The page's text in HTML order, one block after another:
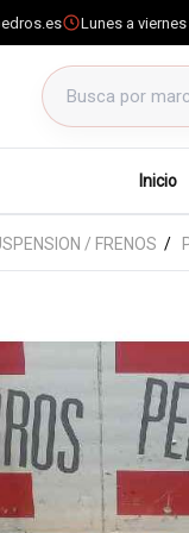
Lunes a viernes
Buscar productos
Inicio
/ FRENOS